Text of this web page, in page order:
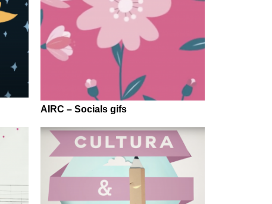
AIRC – Socials gifs